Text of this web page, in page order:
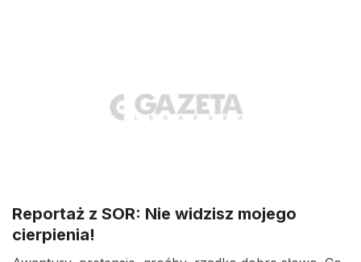
Reportaż z SOR: Nie widzisz mojego
cierpienia!